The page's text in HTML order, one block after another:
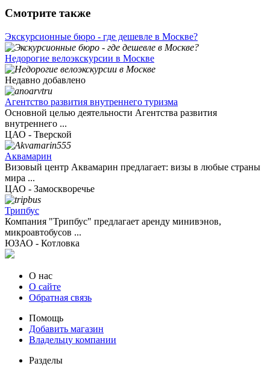
Смотрите также
Экскурсионные бюро - где дешевле в Москве?
Недорогие велоэкскурсии в Москве
Недавно добавлено
Агентство развития внутреннего туризма
Основной целью деятельности Агентства развития
внутреннего ...
ЦАО - Тверской
Аквамарин
Визовый центр Аквамарин предлагает: визы в любые страны
мира ...
ЦАО - Замоскворечье
Трипбус
Компания "Трипбус" предлагает аренду минивэнов,
микроавтобусов ...
ЮЗАО - Котловка
О нас
О сайте
Обратная связь
Помощь
Добавить магазин
Владельцу компании
Разделы